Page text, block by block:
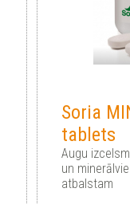
Soria
tablets
Augu
un
atbalstam